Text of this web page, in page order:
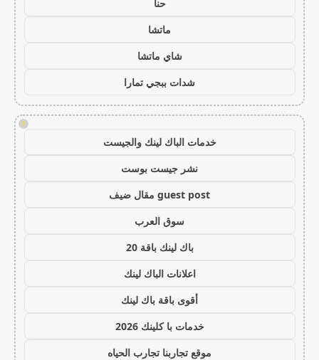
حنا
ماتشا
شاي ماتشا
شدات ببجي تمارا
!
خدمات الباك لينك والجيست
نشر جيست بوست
guest post مقال ضيف
سوق العرب
باك لينك باقة 20
اعلانات الباك لينك
أقوى باقة باك لينك
خدمات با كلينك 2026
موقع تجاربنا تجارب الحياه